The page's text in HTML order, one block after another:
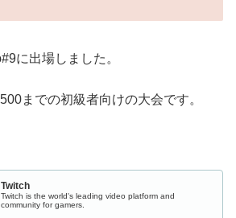
に出場しました。
までの初級者向けの大会です。
Twitch
Twitch is the world's leading video platform and
community for gamers.